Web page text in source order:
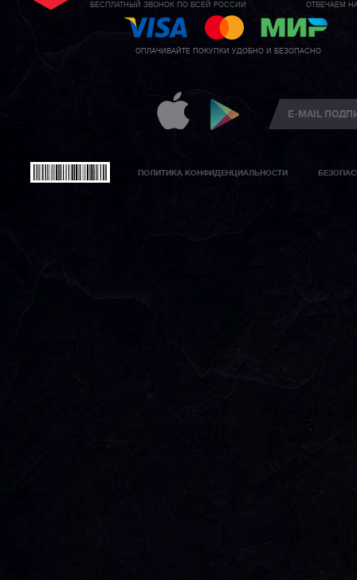
БЕСПЛАТНЫЙ ЗВОНОК ПО ВСЕЙ РОССИИ ОТВЕЧАЕМ
ОПЛАЧИВАЙТЕ ПОКУПКИ УДОБНО И БЕЗОПАСНО
ПОЛИТИКА КОНФИДЕНЦИАЛЬНОСТИ